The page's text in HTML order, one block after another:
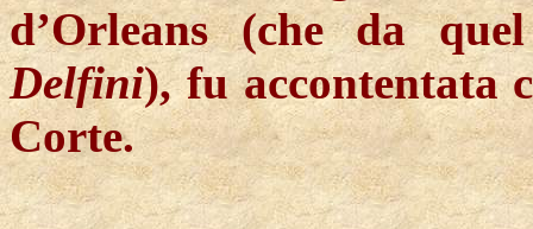
d’Orleans (che da
Delfini), fu accontentata
Corte.